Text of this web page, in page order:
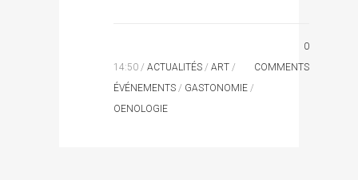
14:50 / ACTUALITÉS / ART /
ÉVÉNEMENTS / GASTONOMIE /
OENOLOGIE
0
COMMENTS